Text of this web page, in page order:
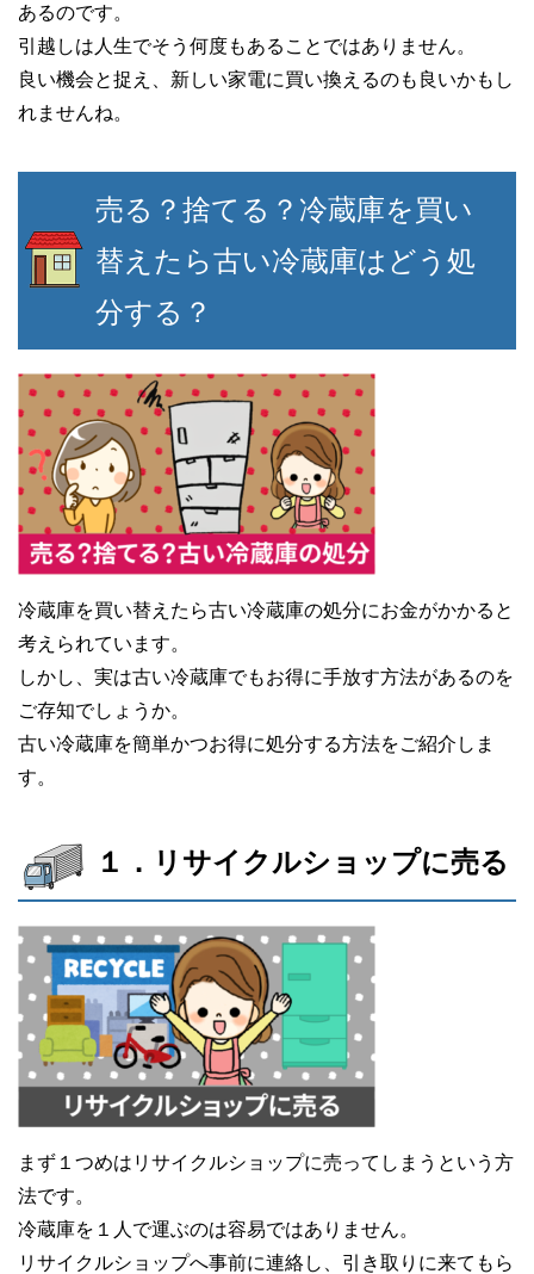
あるのです。
引越しは人生でそう何度もあることではありません。
良い機会と捉え、新しい家電に買い換えるのも良いかもし
れませんね。
売る？捨てる？冷蔵庫を買い
替えたら古い冷蔵庫はどう処
分する？
冷蔵庫を買い替えたら古い冷蔵庫の処分にお金がかかると
考えられています。
しかし、実は古い冷蔵庫でもお得に手放す方法があるのを
ご存知でしょうか。
古い冷蔵庫を簡単かつお得に処分する方法をご紹介しま
す。
１．リサイクルショップに売る
まず１つめはリサイクルショップに売ってしまうという方
法です。
冷蔵庫を１人で運ぶのは容易ではありません。
リサイクルショップへ事前に連絡し、引き取りに来てもら